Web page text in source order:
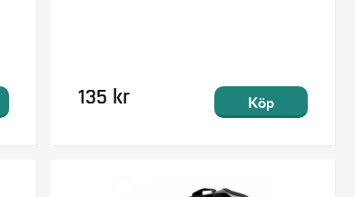
135 kr Köp